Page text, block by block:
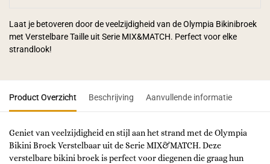
Laat je betoveren door de veelzijdigheid van de Olympia Bikinibroek
met Verstelbare Taille uit Serie MIX&MATCH. Perfect voor elke
strandlook!
Product Overzicht Beschrijving Aanvullende informatie
Geniet van veelzijdigheid en stijl aan het strand met de Olympia
Bikini Broek Verstelbaar uit de Serie MIX&MATCH. Deze
verstelbare bikini broek is perfect voor diegenen die graag hun